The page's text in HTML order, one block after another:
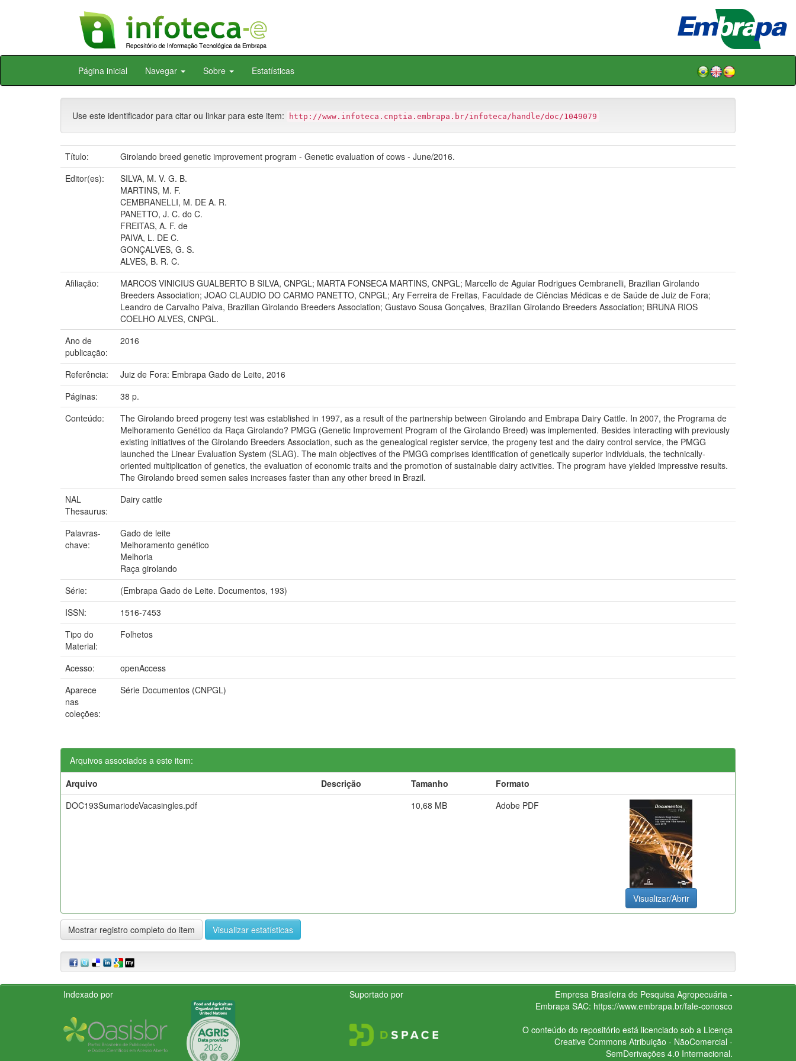
Skip
Página inicial Navegar Sobre Estatísticas
Use este identificador para citar ou linkar para este item: http://www.infoteca.cnptia.embrapa.br/infoteca/handle/doc/1049079
Título:
Girolando breed genetic improvement program - Genetic evaluation of cows - June/2016.
Editor(es):
SILVA, M. V. G. B.
MARTINS, M. F.
CEMBRANELLI, M. DE A. R.
PANETTO, J. C. do C.
FREITAS, A. F. de
PAIVA, L. DE C.
GONÇALVES, G. S.
ALVES, B. R. C.
Afiliação:
MARCOS VINICIUS GUALBERTO B SILVA, CNPGL; MARTA FONSECA MARTINS, CNPGL; Marcello de Aguiar Rodrigues Cembranelli, Brazilian Girolando
Breeders Association; JOAO CLAUDIO DO CARMO PANETTO, CNPGL; Ary Ferreira de Freitas, Faculdade de Ciências Médicas e de Saúde de Juiz de Fora;
Leandro de Carvalho Paiva, Brazilian Girolando Breeders Association; Gustavo Sousa Gonçalves, Brazilian Girolando Breeders Association; BRUNA RIOS
COELHO ALVES, CNPGL.
Ano de
publicação:
2016
Referência:
Juiz de Fora: Embrapa Gado de Leite, 2016
Páginas:
38 p.
Conteúdo:
The Girolando breed progeny test was established in 1997, as a result of the partnership between Girolando and Embrapa Dairy Cattle. In 2007, the Programa de
Melhoramento Genético da Raça Girolando? PMGG (Genetic Improvement Program of the Girolando Breed) was implemented. Besides interacting with previously
existing initiatives of the Girolando Breeders Association, such as the genealogical register service, the progeny test and the dairy control service, the PMGG
launched the Linear Evaluation System (SLAG). The main objectives of the PMGG comprises identification of genetically superior individuals, the technically-
oriented multiplication of genetics, the evaluation of economic traits and the promotion of sustainable dairy activities. The program have yielded impressive results.
The Girolando breed semen sales increases faster than any other breed in Brazil.
NAL
Thesaurus:
Dairy cattle
Palavras-
chave:
Gado de leite
Melhoramento genético
Melhoria
Raça girolando
Série:
(Embrapa Gado de Leite. Documentos, 193)
ISSN:
1516-7453
Tipo do
Material:
Folhetos
Acesso:
openAccess
Aparece
nas
coleções:
Série Documentos (CNPGL)
Arquivos associados a este item:
Arquivo
Descrição Tamanho
Formato
DOC193SumariodeVacasingles.pdf
10,68 MB Adobe PDF
Visualizar/Abrir
Mostrar registro completo do item Visualizar estatísticas
Indexado por Suportado por
Empresa Brasileira de Pesquisa Agropecuária -
Embrapa SAC: https://www.embrapa.br/fale-conosco
O conteúdo do repositório está licenciado sob a Licença
Creative CommonsAtribuição - NãoComercial -
SemDerivações 4.0 Internacional.